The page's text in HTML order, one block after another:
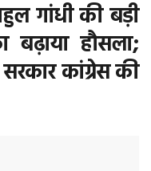
गांधी की बड़ी
बढ़ाया हौसला;
कांग्रेस की